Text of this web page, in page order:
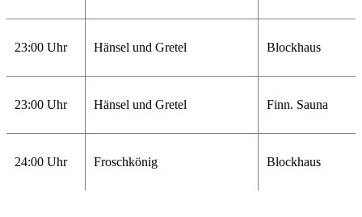
23:00 Uhr Hänsel und Gretel Blockhaus
23:00 Uhr Hänsel und Gretel Finn. Sauna
24:00 Uhr Froschkönig Blockhaus